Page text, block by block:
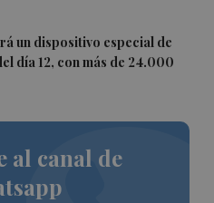
un dispositivo especial de
día 12, con más de 24.000
al canal de